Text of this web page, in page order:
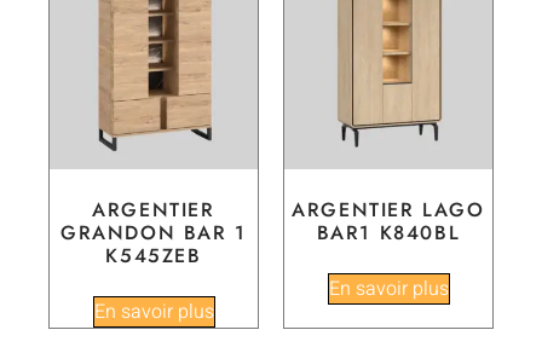
ARGENTIER
GRANDON BAR 1
K545ZEB
En savoir plus
ARGENTIER LAGO
BAR1 K840BL
En savoir plus